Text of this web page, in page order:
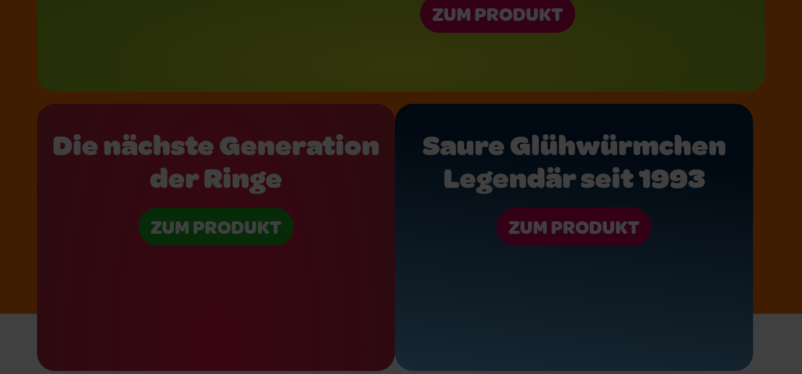
ZUM PRODUKT
Die nächste Generation
der Ringe
ZUM PRODUKT
Saure Glühwürmchen
Legendär seit 1993
ZUM PRODUKT